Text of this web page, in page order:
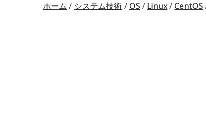
ホーム システム技術 OS Linux CentOS